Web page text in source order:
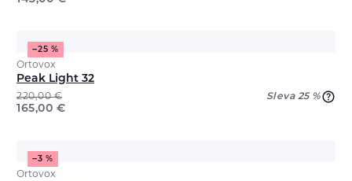
−25 %
Ortovox
Peak Light 32
220,00€ Sleva 25 %
165,00 €
−3 %
Ortovox